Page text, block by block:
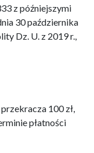
z późniejszymi
30 października
Dz. U. z 2019 r.,
100 zł,
płatności